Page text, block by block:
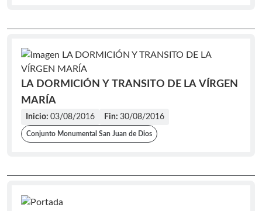
LA DORMICIÓN Y TRANSITO DE LA VÍRGEN
MARÍA
Inicio: 03/08/2016 Fin: 30/08/2016
Conjunto Monumental San Juan de Dios